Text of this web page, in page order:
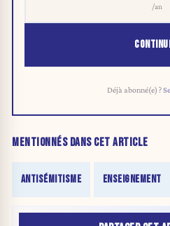
/an
Déjà abonné(e) ?
MENTIONNÉS DANS CET ARTICLE
ANTISÉMITISME ENSEIGNEMENT